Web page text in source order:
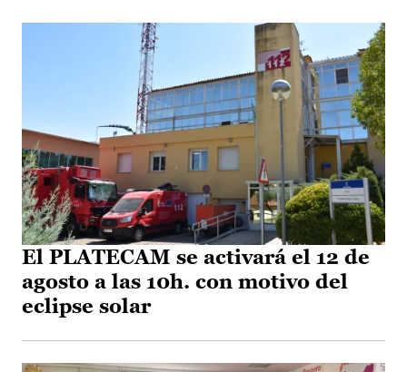
El PLATECAM se activará el 12 de
agosto a las 10h. con motivo del
eclipse solar